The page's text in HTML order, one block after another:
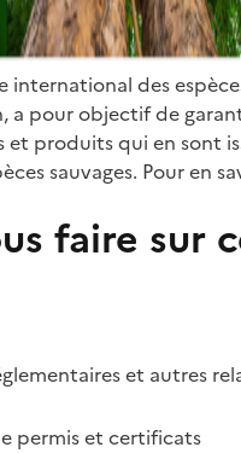
international des
a pour objectif de
et produits qui en sont
sauvages. Pour en
faire sur
et autres
permis et certificats